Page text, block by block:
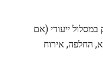
במסלול ייעודי (אם
החלפה, אירוח